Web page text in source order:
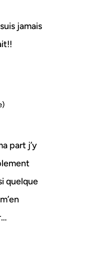
jamais
part j’y
quelque